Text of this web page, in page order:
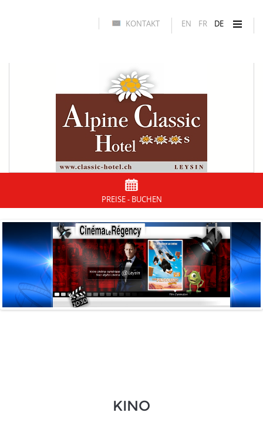
EN FR DE
KONTAKT
PREISE - BUCHEN
KINO